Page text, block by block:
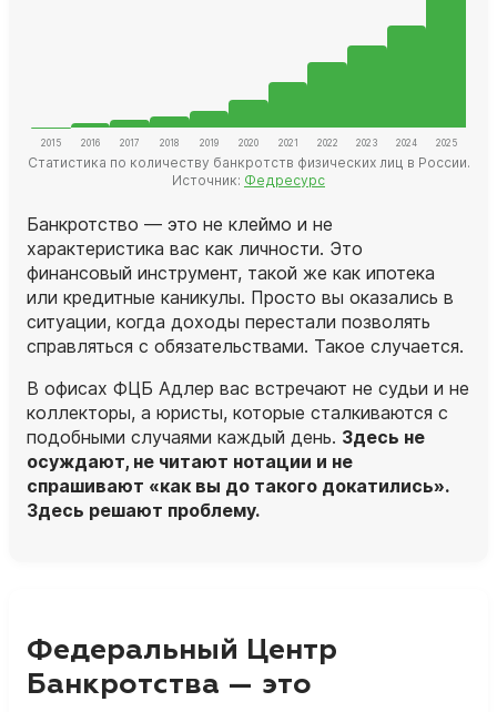
Статистика по количеству банкротств физических лиц в России.
Источник: Федресурс
Банкротство — это не клеймо и не
характеристика вас как личности. Это
финансовый инструмент, такой же как ипотека
или кредитные каникулы. Просто вы оказались в
ситуации, когда доходы перестали позволять
справляться с обязательствами. Такое случается.
В офисах ФЦБ Адлер вас встречают не судьи и не
коллекторы, а юристы, которые сталкиваются с
подобными случаями каждый день. Здесь не
осуждают, не читают нотации и не
спрашивают «как вы до такого докатились».
Здесь решают проблему.
Федеральный Центр
Банкротства — это